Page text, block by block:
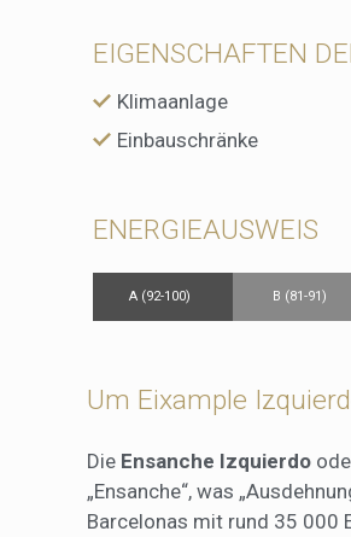
EIGENSCHAFTEN
Klimaanlage
Einbauschränke
ENERGIEAUSWEIS
A (92-100) B (81-91)
Um Eixample
Die Ensanche Izquierdo
„Ensanche“, was
Barcelonas mit rund 35 000